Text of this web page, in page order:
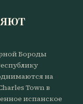
Бороды
на
Town в
испанское